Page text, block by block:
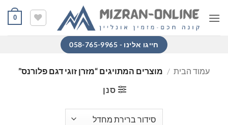
0
חייגו אלינו - 058-765-9965
עמוד הבית / מוצרים המתויגים “מזרן זוגי דגם פלורנס”
סנן